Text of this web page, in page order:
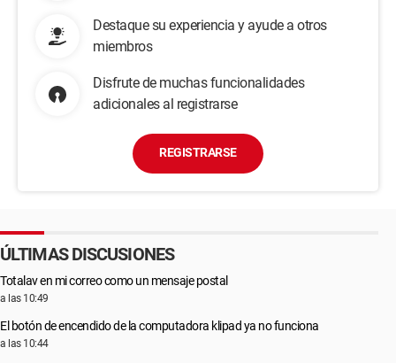
Destaque su experiencia y ayude a otros
miembros
Disfrute de muchas funcionalidades
adicionales al registrarse
REGISTRARSE
ÚLTIMAS DISCUSIONES
Totalav en mi correo como un mensaje postal
a las 10:49
El botón de encendido de la computadora klipad ya no funciona
a las 10:44